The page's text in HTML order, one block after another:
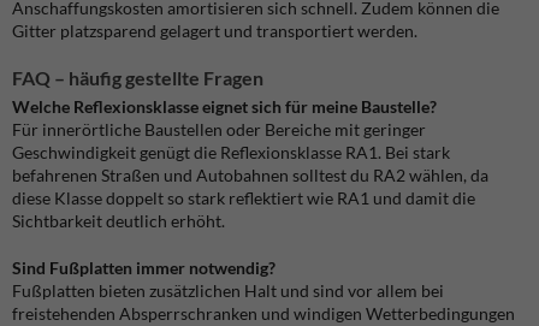
Anschaffungskosten amortisieren sich schnell. Zudem können die
Gitter platzsparend gelagert und transportiert werden.
FAQ – häufig gestellte Fragen
Welche Reflexionsklasse eignet sich für meine Baustelle?
Für innerörtliche Baustellen oder Bereiche mit geringer
Geschwindigkeit genügt die Reflexionsklasse RA1. Bei stark
befahrenen Straßen und Autobahnen solltest du RA2 wählen, da
diese Klasse doppelt so stark reflektiert wie RA1 und damit die
Sichtbarkeit deutlich erhöht.
Sind Fußplatten immer notwendig?
Fußplatten bieten zusätzlichen Halt und sind vor allem bei
freistehenden Absperrschranken und windigen Wetterbedingungen